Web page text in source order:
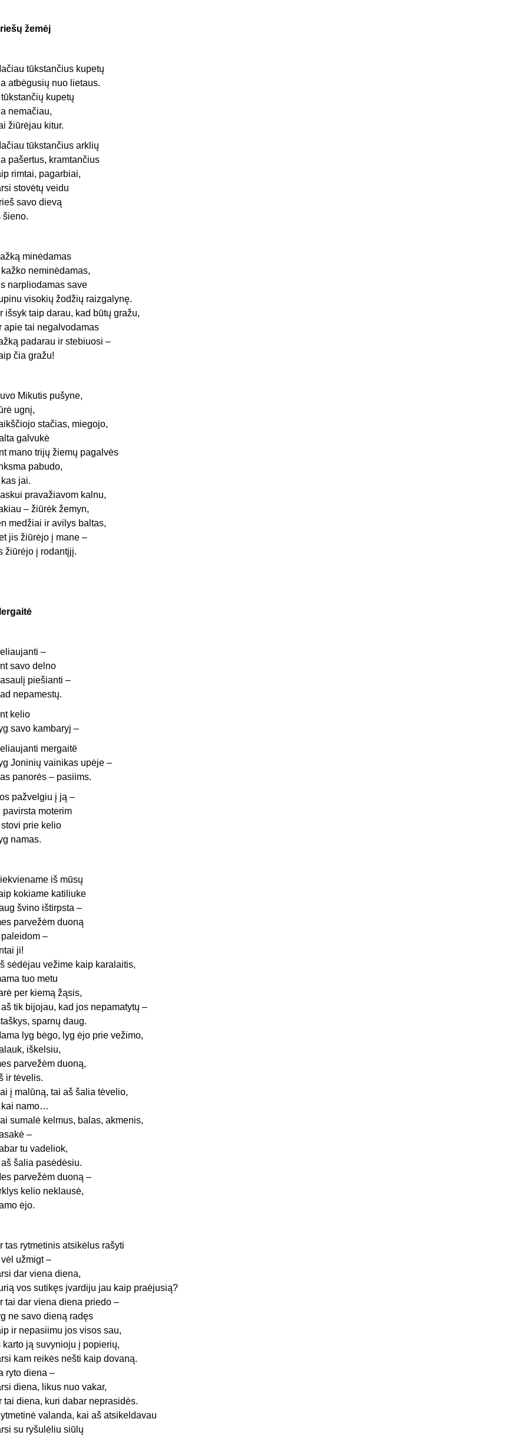
žemėj
tūkstančius kupetų
atbėgusių nuo lietaus.
tūkstančių kupetų
nemačiau,
žiūrėjau kitur.
tūkstančius arklių
pašertus, kramtančius
rimtai, pagarbiai,
stovėtų veidu
savo dievą
šieno.
minėdamas
kažko neminėdamas,
narpliodamas save
visokių žodžių raizgalynę.
išsyk taip darau, kad būtų gražu,
apie tai negalvodamas
padarau ir stebiuosi –
čia gražu!
Mikutis pušyne,
ugnį,
stačias, miegojo,
galvukė
mano trijų žiemų pagalvės
pabudo,
jai.
pravažiavom kalnu,
– žiūrėk žemyn,
medžiai ir avilys baltas,
jis žiūrėjo į mane –
žiūrėjo į rodantįjį.
–
savo delno
piešianti –
nepamestų.
kelio
savo kambaryj –
mergaitë
Joninių vainikas upėje –
panorės – pasiims.
pažvelgiu į ją –
pavirsta moterim
stovi prie kelio
namas.
iš mūsų
kokiame katiliuke
švino ištirpsta –
parvežėm duoną
paleidom –
ji!
sėdėjau vežime kaip karalaitis,
tuo metu
per kiemą žąsis,
aš tik bijojau, kad jos nepamatytų –
sparnų daug.
lyg bėgo, lyg ėjo prie vežimo,
iškelsiu,
parvežėm duoną,
ir tėvelis.
į malūną, tai aš šalia tėvelio,
kai namo…
sumalė kelmus, balas, akmenis,
–
tu vadeliok,
šalia pasėdėsiu.
parvežėm duoną –
kelio neklausė,
ėjo.
tas rytmetinis atsikėlus rašyti
vėl užmigt –
dar viena diena,
vos sutikęs įvardiju jau kaip praėjusią?
tai dar viena diena priedo –
ne savo dieną radęs
ir nepasiimu jos visos sau,
karto ją suvynioju į popierių,
kam reikės nešti kaip dovaną.
ryto diena –
diena, likus nuo vakar,
tai diena, kuri dabar neprasidės.
valanda, kai aš atsikeldavau
su ryšulėliu siūlų